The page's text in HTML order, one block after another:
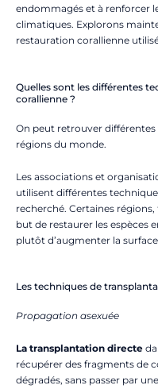
endommagés et à renforcer
climatiques. Explorons
restauration corallienne
Quelles sont les différentes
corallienne ?
On peut retrouver
régions du monde.
Les associations et
utilisent différentes
recherché. Certaines
but de restaurer les espèces
plutôt d’augmenter la
Les techniques de
Propagation asexuée
La transplantation directe
récupérer des fragments de
dégradés, sans passer par